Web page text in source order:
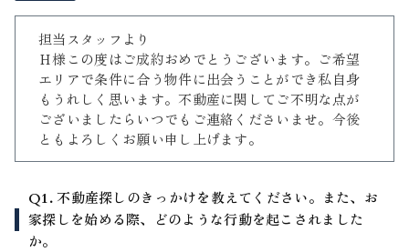
担当スタッフより
Ｈ様この度はご成約おめでとうございます。ご希望
エリアで条件に合う物件に出会うことができ私自身
もうれしく思います。不動産に関してご不明な点が
ございましたらいつでもご連絡くださいませ。今後
ともよろしくお願い申し上げます。
Q1. 不動産探しのきっかけを教えてください。また、お
家探しを始める際、どのような行動を起こされました
か。